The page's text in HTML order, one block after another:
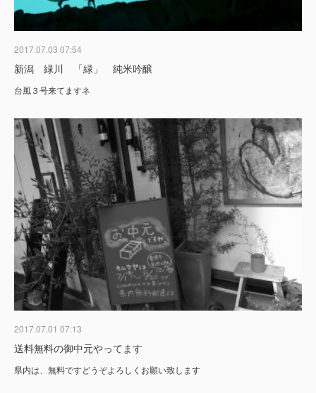
2017.07.03 07:54
新潟 緑川 「緑」 純米吟醸
台風３号来てますネ
2017.07.01 07:13
送料無料の御中元やってます
県内は、無料ですどうぞよろしくお願い致します